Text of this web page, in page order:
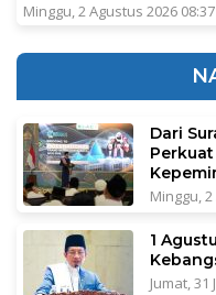
Minggu, 2 Agustus 2026
Dari
Minggu,
1
Jumat, 31